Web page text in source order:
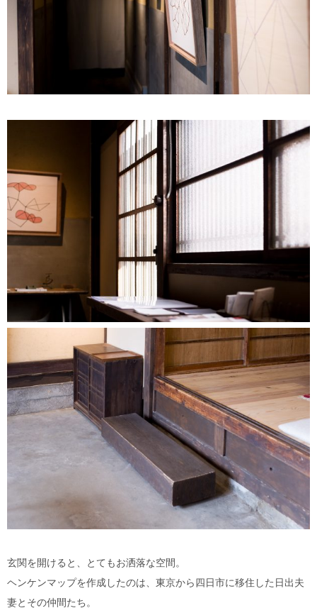
玄関を開けると、とてもお洒落な空間。
ヘンケンマップを作成したのは、東京から四日市に移住した日出夫
妻とその仲間たち。